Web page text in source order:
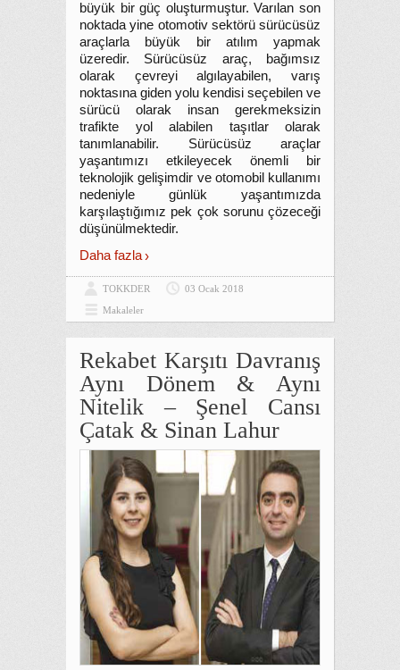
büyük bir güç oluşturmuştur. Varılan son
noktada yine otomotiv sektörü sürücüsüz
araçlarla büyük bir atılım yapmak
üzeredir. Sürücüsüz araç, bağımsız
olarak çevreyi algılayabilen, varış
noktasına giden yolu kendisi seçebilen ve
sürücü olarak insan gerekmeksizin
trafikte yol alabilen taşıtlar olarak
tanımlanabilir. Sürücüsüz araçlar
yaşantımızı etkileyecek önemli bir
teknolojik gelişimdir ve otomobil kullanımı
nedeniyle günlük yaşantımızda
karşılaştığımız pek çok sorunu çözeceği
düşünülmektedir.
Daha fazla
TOKKDER
03 Ocak 2018
Makaleler
Rekabet Karşıtı Davranış
Aynı Dönem & Aynı
Nitelik – Şenel Cansı
Çatak & Sinan Lahur